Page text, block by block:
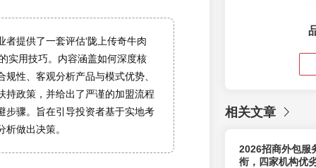
者提供了一套评估‘陇上传奇牛肉
实用技巧。内容涵盖如何深度核
规性、客观分析产品与模式优势、
持政策，并给出了严谨的加盟流程
步骤。旨在引导投资者基于实地考
做出决策。
相关文章
2026招商外包服
衔，四家机构优